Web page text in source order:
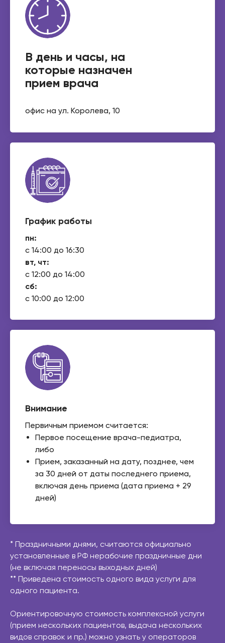
В день и часы, на
которые назначен
прием врача
офис на ул. Королева, 10
График работы
пн:
с 14:00 до 16:30
вт, чт:
с 12:00 до 14:00
сб:
с 10:00 до 12:00
Внимание
Первичным приемом считается:
Первое посещение врача-педиатра,
либо
Прием, заказанный на дату, позднее, чем
за 30 дней от даты последнего приема,
включая день приема (дата приема + 29
дней)
* Праздничными днями, считаются официально
установленные в РФ нерабочие праздничные дни
(не включая переносы выходных дней)
** Приведена стоимость одного вида услуги для
одного пациента.
Ориентировочную стоимость комплексной услуги
(прием нескольких пациентов, выдача нескольких
видов справок и пр.) можно узнать у операторов